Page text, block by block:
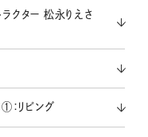
e
クター 松永りえさ
：リビング